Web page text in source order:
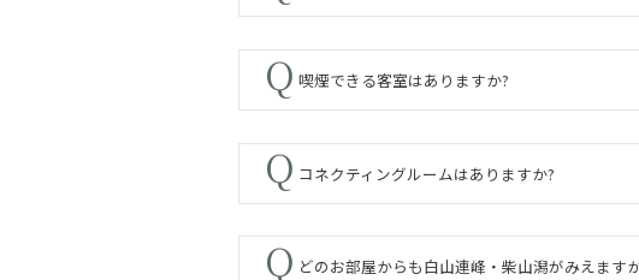
喫煙できる客室はありますか?
コネクティングルームはありますか?
どのお部屋からも白山連峰・柴山潟がみえます